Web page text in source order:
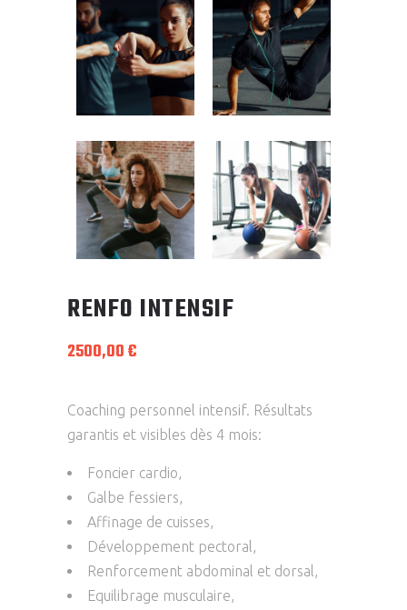
RENFO INTENSIF
2500,00€
Coaching personnel intensif. Résultats
garantis et visibles dès 4 mois:
Foncier cardio,
Galbe fessiers,
Affinage de cuisses,
Développement pectoral,
Renforcement abdominal et dorsal,
Equilibrage musculaire,